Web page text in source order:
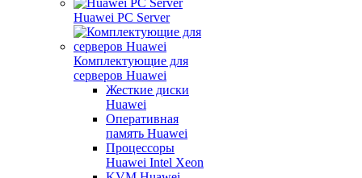
Huawei PC Server
Комплектующие для
серверов Huawei
Жесткие диски
Huawei
Оперативная
память Huawei
Процессоры
Huawei Intel Xeon